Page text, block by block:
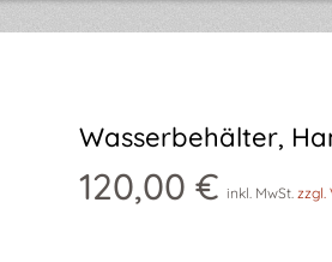
Wasserbehälter,
120,00 € inkl. MwSt. zzgl.